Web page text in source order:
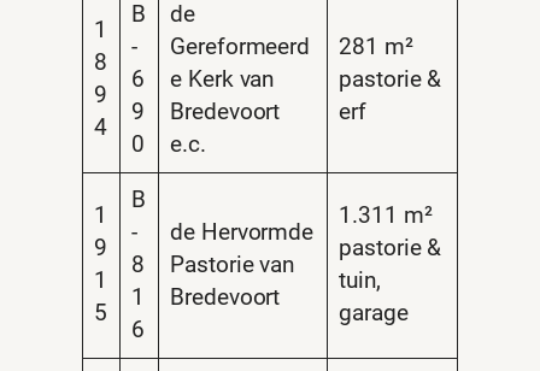
1
8
9
4
B
-
6
9
0
de
Gereformeerd
e Kerk van
Bredevoort
e.c.
281 m²
pastorie &
erf
1
9
1
5
B
-
8
1
6
de Hervormde
Pastorie van
Bredevoort
1.311 m²
pastorie &
tuin,
garage